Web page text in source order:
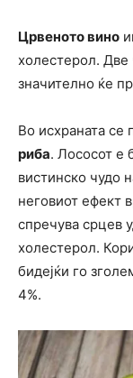
Црвеното вино
холестерол.
значително ќе
Во исхраната се
риба. Лососот е
вистинско чудо
неговиот ефект
спречува срцев
холестерол.
бидејќи го
4%.